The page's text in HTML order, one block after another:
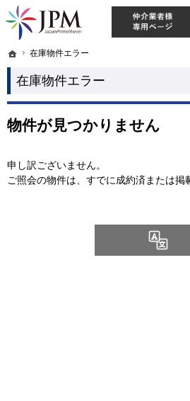
ホーム
在庫物件エラー
在庫物件エラー
東京・神奈川・埼玉・千葉のリノベーション住
【物件買取強化中！】リノベーション住宅・不動
物件が見つかりません
申し訳ございません。
ご照会の物件は、すでに成約済または掲
ホーム
在庫物件エラー